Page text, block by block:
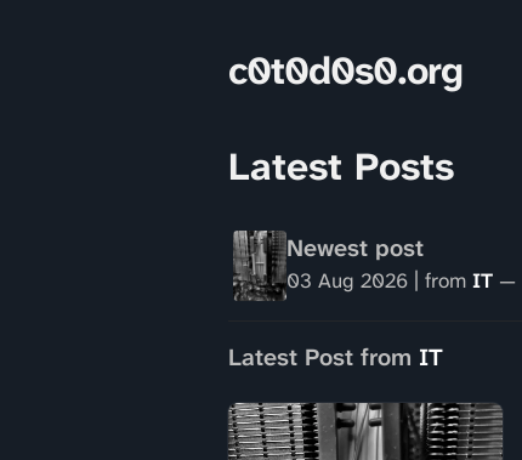
c0t0d0s0.org
Latest Posts
Newest post
03 Aug 2026| from IT—
Latest Post from IT